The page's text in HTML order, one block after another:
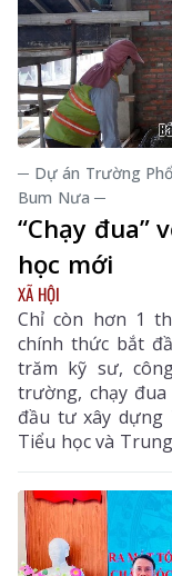
─ Dự án Trường
Bum Nưa ─
“Chạy đua”
học mới
XÃ HỘI
Chỉ còn hơn 1
chính thức bắt
trăm kỹ sư,
trường, chạy
đầu tư xây
Tiểu học và